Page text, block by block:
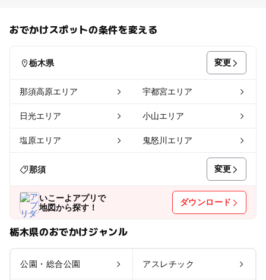
おでかけスポットの条件を変える
栃木県 変更
那須高原エリア 宇都宮エリア
日光エリア 小山エリア
塩原エリア 鬼怒川エリア
那須 変更
いこーよアプリで
地図から探す！
ダウンロード
栃木県のおでかけジャンル
公園・総合公園 アスレチック